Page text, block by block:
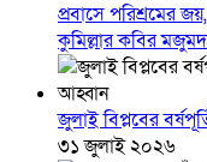
প্রবাসে পরিশ্রমের
কুমিল্লার কবির
জুলাই বিপ্লবের
৩১ জুলাই ২০২৬